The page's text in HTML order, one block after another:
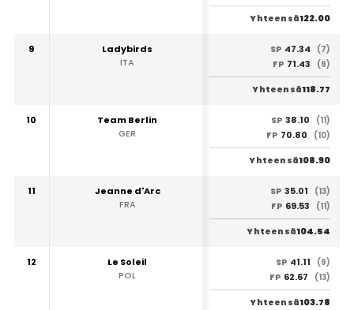
Yhteensä122.00
9
Ladybirds
ITA
SP 47.34
(7)
FP 71.43 (9)
Yhteensä118.77
10
Team Berlin
GER
SP 38.10
(11)
FP 70.80 (10)
Yhteensä108.90
11
Jeanne d'Arc
FRA
SP 35.01
(13)
FP 69.53 (11)
Yhteensä104.54
12
Le Soleil
POL
SP 41.11
(9)
FP 62.67 (13)
Yhteensä103.78